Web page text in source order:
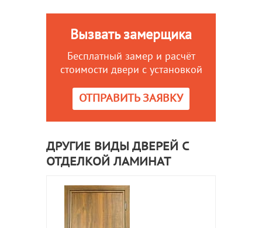
Вызвать замерщика
Бесплатный замер и расчёт
стоимости двери с установкой
ОТПРАВИТЬ ЗАЯВКУ
ДРУГИЕ ВИДЫ ДВЕРЕЙ С
ОТДЕЛКОЙ ЛАМИНАТ